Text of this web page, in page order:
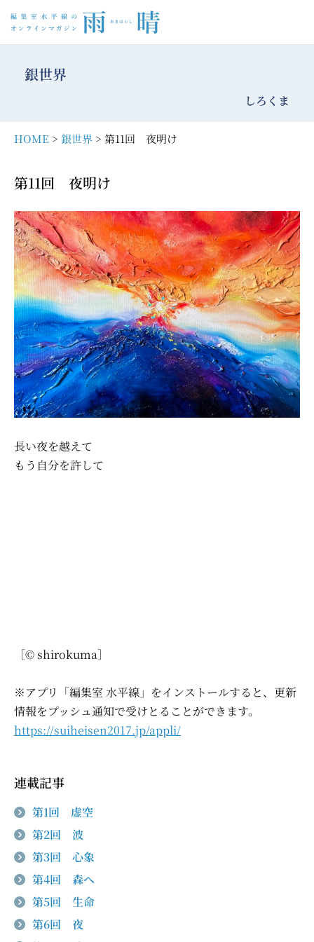
へ
ッ
プ
銀世界
しろくま
HOME > 銀世界 > 第11回 夜明け
第11回 夜明け
長い夜を越えて
もう自分を許して
［© shirokuma］
※アプリ「編集室 水平線」をインストールすると、更新
情報をプッシュ通知で受けとることができます。
https://suiheisen2017.jp/appli/
連載記事
第1回 虚空
第2回 波
第3回 心象
第4回 森へ
第5回 生命
第6回 夜